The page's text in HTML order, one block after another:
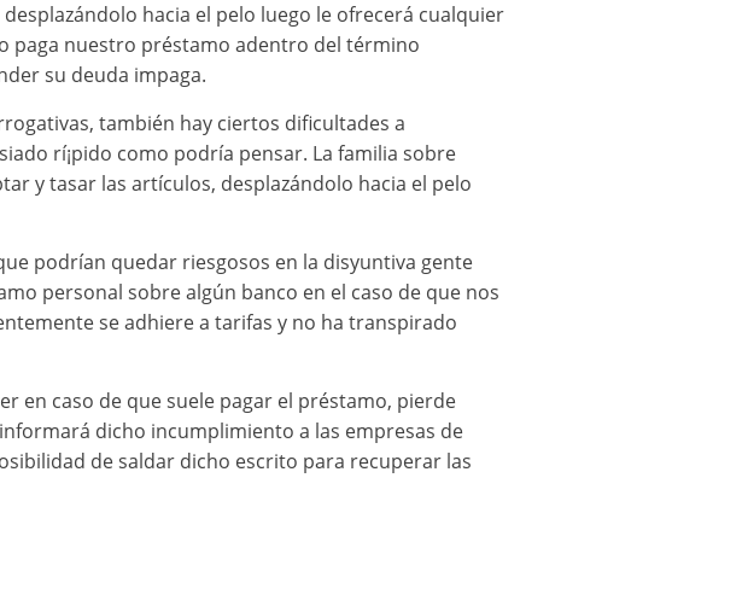
hacia el pelo luego le ofrecerá cualquier
paga nuestro préstamo adentro del término
su deuda impaga.
también hay ciertos dificultades a
rí¡pido como podría pensar. La familia sobre
y tasar las artículos, desplazándolo hacia el pelo
podrían quedar riesgosos en la disyuntiva gente
personal sobre algún banco en el caso de que nos
se adhiere a tarifas y no ha transpirado
en caso de que suele pagar el préstamo, pierde
dicho incumplimiento a las empresas de
de saldar dicho escrito para recuperar las